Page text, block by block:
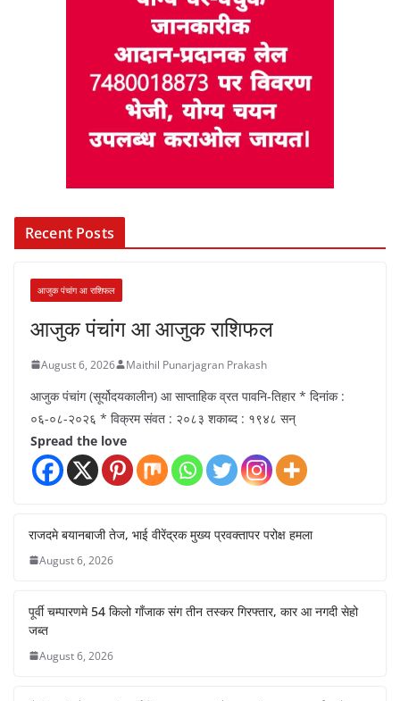
Recent Posts
आजुक पंचांग आ राशिफल
आजुक पंचांग आ आजुक राशिफल
August 6, 2026 Maithil Punarjagran Prakash
आजुक पंचांग (सूर्योदयकालीन) आ साप्ताहिक व्रत पावनि-तिहार * दिनांक :
०६-०८-२०२६ * विक्रम संवत : २०८३ शकाब्द : १९४८ सन्
Spread the love
राजदमे बयानबाजी तेज, भाई वीरेंद्रक मुख्य प्रवक्तापर परोक्ष हमला
August 6, 2026
पूर्वी चम्पारणमे 54 किलो गाँजाक संग तीन तस्कर गिरफ्तार, कार आ नगदी सेहो
जब्त
August 6, 2026